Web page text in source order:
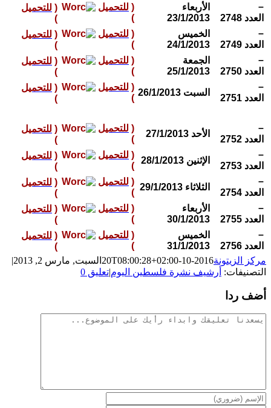
–
العدد 2748
الأربعاء
23/1/2013
( للتحميل
)
( للتحميل
)
–
العدد 2749
الخميس
24/1/2013
( للتحميل
)
( للتحميل
)
–
العدد 2750
الجمعة
25/1/2013
( للتحميل
)
( للتحميل
)
–
العدد 2751
السبت 26/1/2013
( للتحميل
)
( للتحميل
)
–
العدد 2752
الأحد 27/1/2013
( للتحميل
)
( للتحميل
)
–
العدد 2753
الإثنين 28/1/2013
( للتحميل
)
( للتحميل
)
–
العدد 2754
الثلاثاء 29/1/2013
( للتحميل
)
( للتحميل
)
–
العدد 2755
الأربعاء
30/1/2013
( للتحميل
)
( للتحميل
)
–
العدد 2756
الخميس
31/1/2013
( للتحميل
)
( للتحميل
)
مركز الزيتونة2016-10-20T08:00:28+02:00 السبت, مارس 2, 2013
|
التصنيفات: أرشيف نشرة فلسطين اليوم|تعليق 0
أضف ردا
تعليقات